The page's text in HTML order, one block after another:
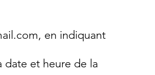
, en indiquant
date et heure de la